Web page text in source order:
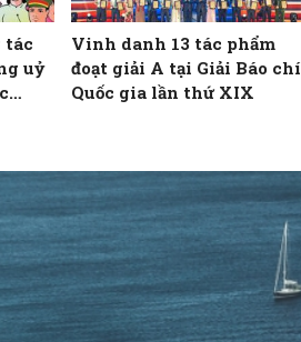
tác
uỷ
trận
Vinh danh 13 tác phẩm
đoạt giải A tại Giải Báo chí
Quốc gia lần thứ XIX